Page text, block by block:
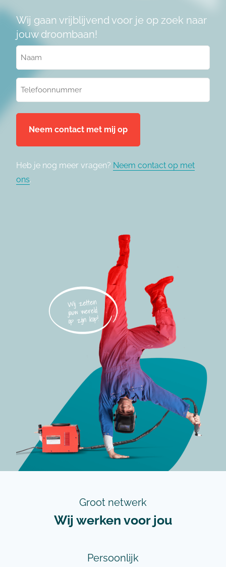
Wij gaan vrijblijvend voor je op zoek naar
jouw droombaan!
Heb je nog meer vragen? Neem contact op met
ons.
Groot netwerk
Wij werken voor jou
Persoonlijk